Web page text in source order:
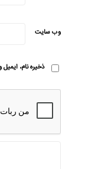
وب‌ سایت
ذخیره نام،